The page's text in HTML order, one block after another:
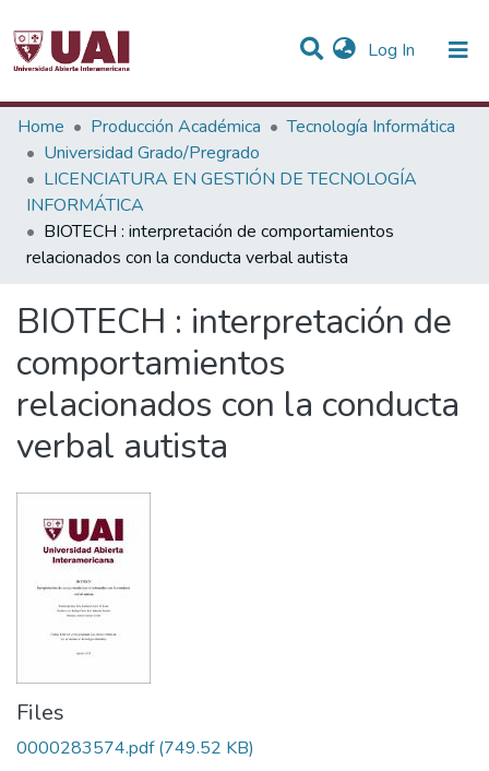
Log In (current)
Statistics
Communities & Collections
All of DSpace
Home Producción Académica
Tecnología Informática
Universidad Grado/Pregrado
LICENCIATURA EN GESTIÓN DE TECNOLOGÍA
INFORMÁTICA
BIOTECH : interpretación de comportamientos
relacionados con la conducta verbal autista
BIOTECH : interpretación de
comportamientos
relacionados con la conducta
verbal autista
Files
0000283574.pdf (749.52 KB)